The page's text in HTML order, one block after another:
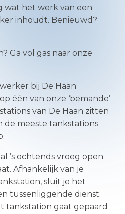
wat het werk van een
inhoudt. Benieuwd?
Ga vol gas naar onze
bij De Haan
één van onze ‘bemande’
van De Haan zitten
de meeste tankstations
’s ochtends vroeg open
Afhankelijk van je
sluit je het
tussenliggende dienst.
tankstation gaat gepaard